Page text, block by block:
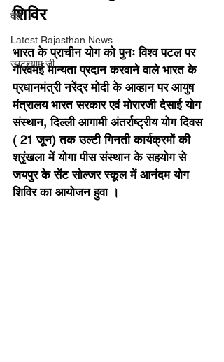
देश
Latest Rajasthan News
खाटूश्याम जी
शिविर
भारत के प्राचीन योग को पुनः विश्व पटल पर
गौरवमई मान्यता प्रदान करवाने वाले भारत के
प्रधानमंत्री नरेंद्र मोदी के आव्हान पर आयुष
मंत्रालय भारत सरकार एवं मोरारजी देसाई योग
संस्थान, दिल्ली आगामी अंतर्राष्ट्रीय योग दिवस
( 21 जून) तक उल्टी गिनती कार्यक्रमों की
श्रृंखला में योगा पीस संस्थान के सहयोग से
जयपुर के सेंट सोल्जर स्कूल में आनंदम योग
शिविर का आयोजन हुवा ।